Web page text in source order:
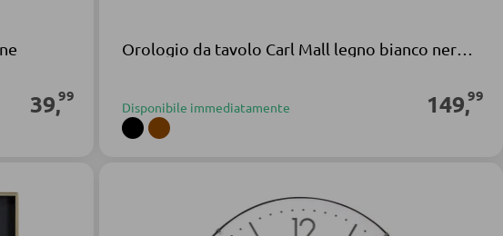
39,99
Disponibile immediatamente 149,99